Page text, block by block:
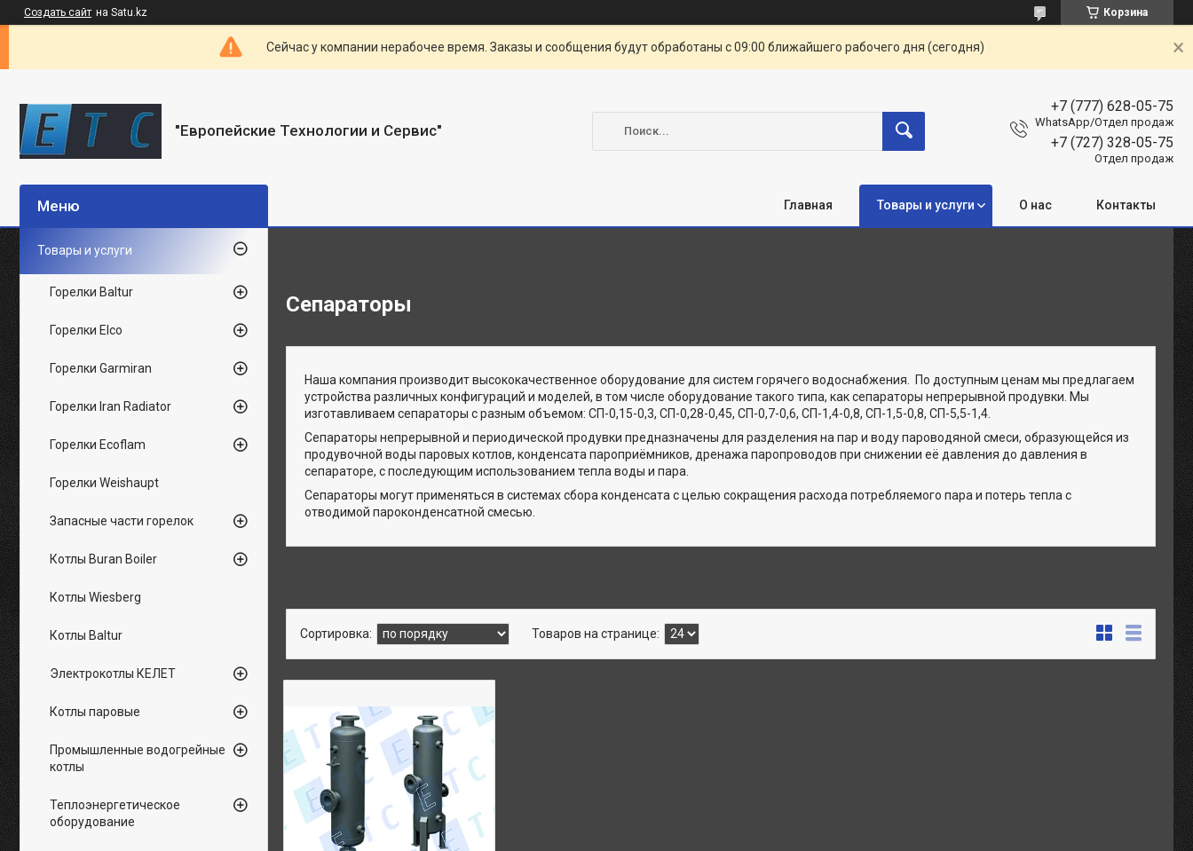
Создать сайт на Satu.kz Корзина
Сейчас у компании нерабочее время. Заказы и сообщения будут обработаны с 09:00 ближайшего рабочего дня (сегодня)
"Европейские Технологии и Сервис"
+7 (777) 628-05-75
WhatsApp/Отдел продаж
+7 (727) 328-05-75
Отдел продаж
Главная Товары и услуги О нас Контакты
Сепараторы
Наша компания производит высококачественное оборудование для систем горячего водоснабжения. По доступным ценам мы предлагаем
устройства различных конфигураций и моделей, в том числе оборудование такого типа, как сепараторы непрерывной продувки. Мы
изготавливаем сепараторы с разным объемом: СП-0,15-0,3, СП-0,28-0,45, СП-0,7-0,6, СП-1,4-0,8, СП-1,5-0,8, СП-5,5-1,4.
Сепараторы непрерывной и периодической продувки предназначены для разделения на пар и воду пароводяной смеси, образующейся из
продувочной воды паровых котлов, конденсата пароприёмников, дренажа паропроводов при снижении её давления до давления в
сепараторе, с последующим использованием тепла воды и пара.
Сепараторы могут применяться в системах сбора конденсата с целью сокращения расхода потребляемого пара и потерь тепла с
отводимой пароконденсатной смесью.
Товары и услуги
Горелки Baltur
Горелки Elco
Горелки Garmiran
Горелки Iran Radiator
Горелки Ecoflam
Горелки Weishaupt
Запасные части горелок
Котлы Buran Boiler
Котлы Wiesberg
Котлы Baltur
Электрокотлы КЕЛЕТ
Котлы паровые
Промышленные водогрейные
котлы
Теплоэнергетическое
оборудование